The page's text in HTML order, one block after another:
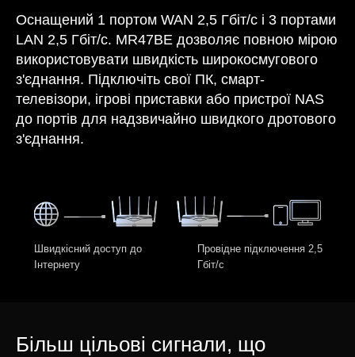
Оснащений 1 портом WAN 2,5 Гбіт/с і 3 портами
LAN 2,5 Гбіт/с. MR47BE дозволяє повною мірою
використовувати швидкість широкосмугового
з'єднання. Підключіть свої ПК, смарт-
телевізори, ігрові приставки або пристрої NAS
до портів для надзвичайно швидкого дротового
з'єднання.
Провідне підключення 2,5
Гбіт/с
Швидкісний доступ до
Інтернету
Більш цільові сигнали, що